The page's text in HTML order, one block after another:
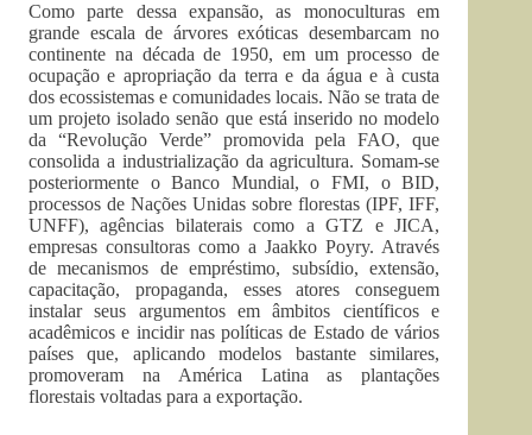
Como parte dessa expansão, as monoculturas em
grande escala de árvores exóticas desembarcam no
continente na década de 1950, em um processo de
ocupação e apropriação da terra e da água e à custa
dos ecossistemas e comunidades locais. Não se trata de
um projeto isolado senão que está inserido no modelo
da “Revolução Verde” promovida pela FAO, que
consolida a industrialização da agricultura. Somam-se
posteriormente o Banco Mundial, o FMI, o BID,
processos de Nações Unidas sobre florestas (IPF, IFF,
UNFF), agências bilaterais como a GTZ e JICA,
empresas consultoras como a Jaakko Poyry. Através
de mecanismos de empréstimo, subsídio, extensão,
capacitação, propaganda, esses atores conseguem
instalar seus argumentos em âmbitos científicos e
acadêmicos e incidir nas políticas de Estado de vários
países que, aplicando modelos bastante similares,
promoveram na América Latina as plantações
florestais voltadas para a exportação.